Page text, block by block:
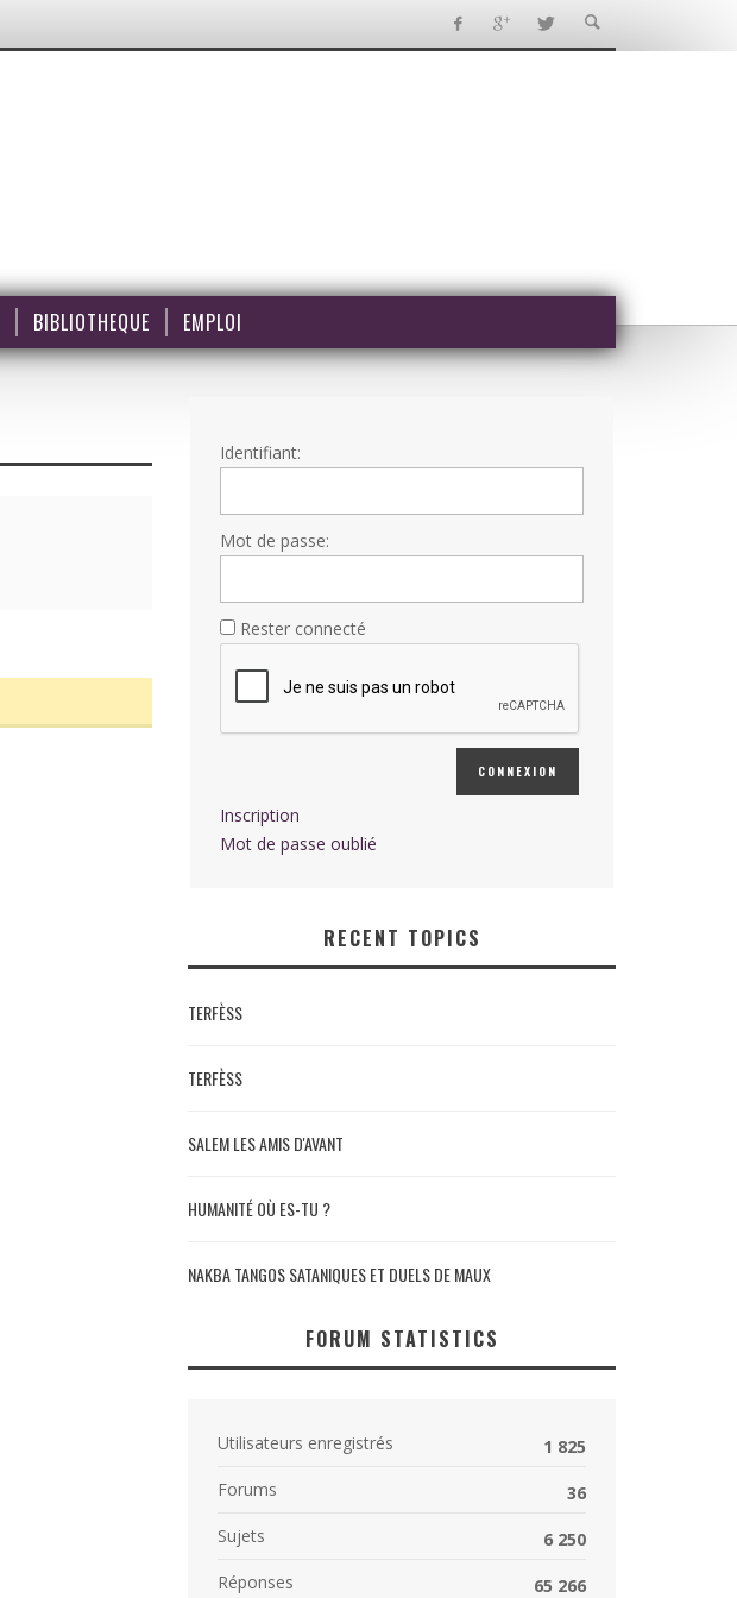
BIBLIOTHEQUE EMPLOI
Identifiant:
Mot de passe:
Rester connecté
CONNEXION
Inscription
Mot de passe oublié
RECENT TOPICS
TERFÈSS
TERFÈSS
SALEM LES AMIS D'AVANT
HUMANITÉ OÙ ES-TU ?
NAKBA TANGOS SATANIQUES ET DUELS DE MAUX
FORUM STATISTICS
Utilisateurs enregistrés
1 825
Forums
36
Sujets
6 250
Réponses
65 266